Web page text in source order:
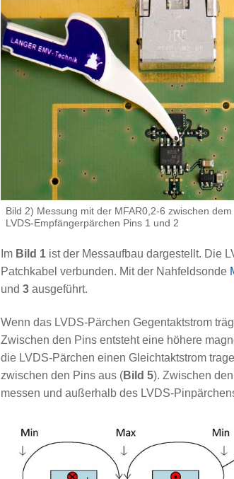
Bild 2) Messung mit der MFAR0,2-6 zwischen dem
LVDS-Empfängerpärchen Pins 1 und 2
Im Bild 1 ist der Messaufbau dargestellt. Die
Patchkabel verbunden. Mit der Nahfeldsonde
und3 ausgeführt.
Wenn das LVDS-Pärchen Gegentaktstrom
Zwischen den Pins entsteht eine höhere
die LVDS-Pärchen einen Gleichtaktstrom
zwischen den Pins aus (Bild 5). Zwischen
messen und außerhalb des LVDS-